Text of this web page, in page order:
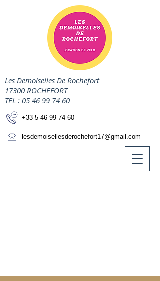
Les Demoiselles De Rochefort
17300 ROCHEFORT
TEL : 05 46 99 74 60
+33 5 46 99 74 60
lesdemoisellesderochefort17@gmail.com